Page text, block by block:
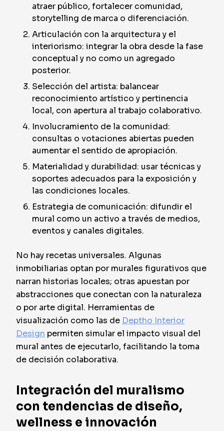
atraer público, fortalecer comunidad,
storytelling de marca o diferenciación.
Articulación con la arquitectura y el
interiorismo: integrar la obra desde la fase
conceptual y no como un agregado
posterior.
Selección del artista: balancear
reconocimiento artístico y pertinencia
local, con apertura al trabajo colaborativo.
Involucramiento de la comunidad:
consultas o votaciones abiertas pueden
aumentar el sentido de apropiación.
Materialidad y durabilidad: usar técnicas y
soportes adecuados para la exposición y
las condiciones locales.
Estrategia de comunicación: difundir el
mural como un activo a través de medios,
eventos y canales digitales.
No hay recetas universales. Algunas
inmobiliarias optan por murales figurativos que
narran historias locales; otras apuestan por
abstracciones que conectan con la naturaleza
o por arte digital. Herramientas de
visualización como las de Deptho Interior
Design permiten simular el impacto visual del
mural antes de ejecutarlo, facilitando la toma
de decisión colaborativa.
Integración del muralismo
con tendencias de diseño,
wellness e innovación